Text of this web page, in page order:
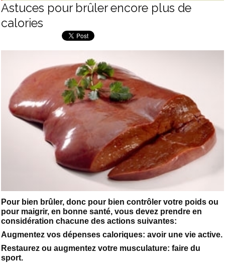
Astuces pour brûler encore plus de
calories
Pour bien brûler, donc pour bien contrôler votre poids ou
pour maigrir, en bonne santé, vous devez prendre en
considération chacune des actions suivantes:
Augmentez vos dépenses caloriques: avoir une vie active.
Restaurez ou augmentez votre musculature: faire du
sport.